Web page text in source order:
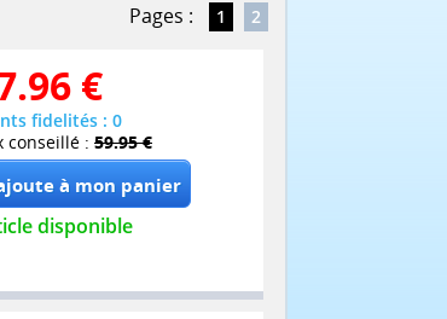
Pages : 1 2
€
fidelités : 0
conseillé : 59.95 €
disponible